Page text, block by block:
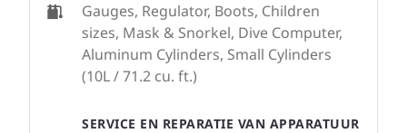
Gauges, Regulator, Boots, Children
sizes, Mask & Snorkel, Dive Computer,
Aluminum Cylinders, Small Cylinders
(10L / 71.2 cu. ft.)
SERVICE EN REPARATIE VAN APPARATUUR